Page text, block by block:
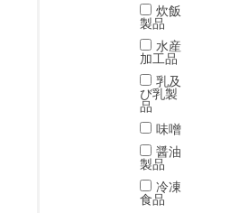
炊飯
製品
水産
加工品
乳及
び乳製
品
味噌
醤油
製品
冷凍
食品